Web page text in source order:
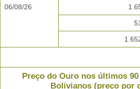
06/08/26
Preço do Ouro nos últimos
Bolivianos (preço por